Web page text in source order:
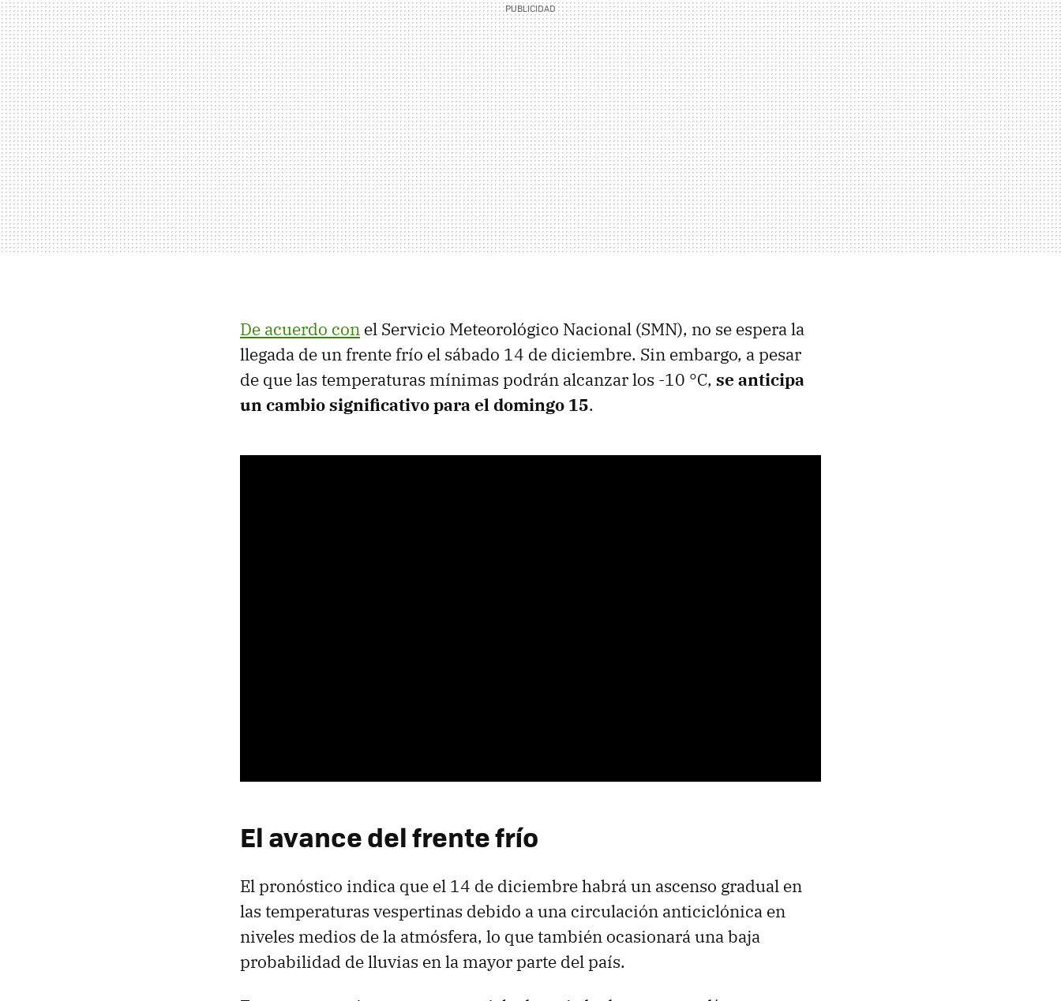
De acuerdo con el Servicio Meteorológico Nacional (SMN), no se espera la
llegada de un frente frío el sábado 14 de diciembre. Sin embargo, a pesar
de que las temperaturas mínimas podrán alcanzar los -10 °C, se anticipa
un cambio significativo para el domingo 15.
El avance del frente frío
El pronóstico indica que el 14 de diciembre habrá un ascenso gradual en
las temperaturas vespertinas debido a una circulación anticiclónica en
niveles medios de la atmósfera, lo que también ocasionará una baja
probabilidad de lluvias en la mayor parte del país.